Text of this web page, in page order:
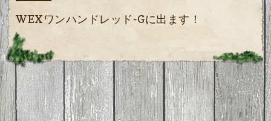
WEXワンハンドレッド-Gに出ます！